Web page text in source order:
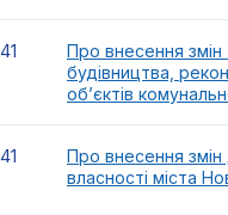
41
Про внесення змін
будівництва,
об’єктів
41
Про внесення змін
власності міста